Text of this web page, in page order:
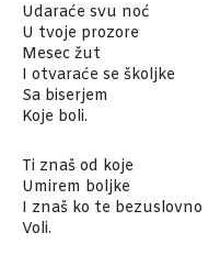
Udaraće svu noć
U tvoje prozore
Mesec žut
I otvaraće se školjke
Sa biserjem
Koje boli.
Ti znaš od koje
Umirem boljke
I znaš ko te bezuslovno
Voli.